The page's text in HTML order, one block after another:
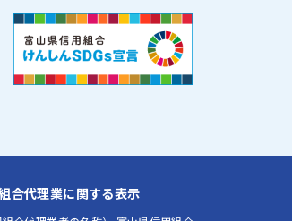
合代理業に関する表示